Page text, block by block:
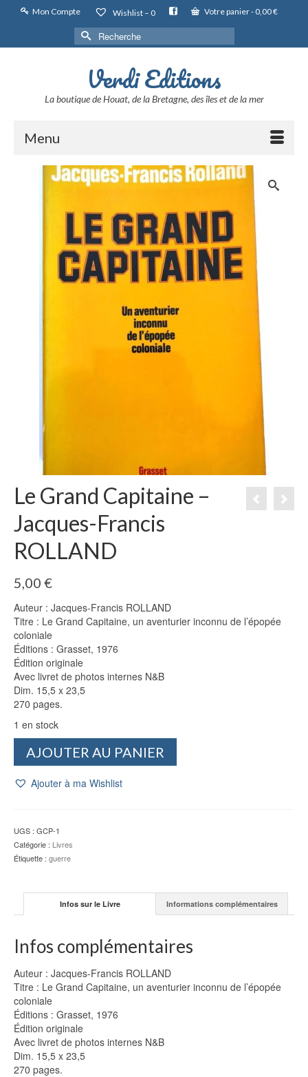
Mon Compte Wishlist – 0 Votre panier- 0,00€
Rechercher :
Verdi Editions
La boutique de Houat, de la Bretagne, des îles et de la mer
Menu
Le Grand Capitaine –
Jacques-Francis
ROLLAND
5,00 €
Auteur : Jacques-Francis ROLLAND
Titre : Le Grand Capitaine, un aventurier inconnu de l’épopée
coloniale
Éditions : Grasset, 1976
Édition originale
Avec livret de photos internes N&B
Dim. 15,5 x 23,5
270 pages.
1 en stock
Grand
Jacques-
Francis
ROLLAND
AJOUTER AU PANIER
Ajouter à ma Wishlist
UGS : GCP-1
Catégorie : Livres
Étiquette : guerre
Infos sur le Livre Informations complémentaires
Infos complémentaires
Auteur : Jacques-Francis ROLLAND
Titre : Le Grand Capitaine, un aventurier inconnu de l’épopée
coloniale
Éditions : Grasset, 1976
Édition originale
Avec livret de photos internes N&B
Dim. 15,5 x 23,5
270 pages.